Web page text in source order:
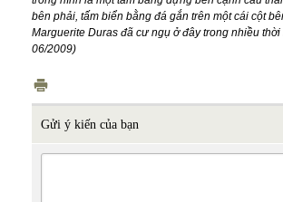
bên phải, tấm biển bằng đá gắn trên một cái cột
Marguerite Duras đã cư ngụ ở đây trong nhiều
06/2009)
Gửi ý kiến của bạn